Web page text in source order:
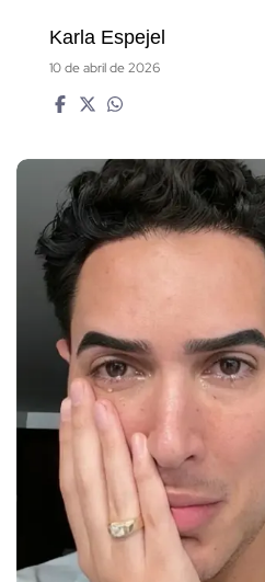
Karla Espejel
10 de abril de 2026